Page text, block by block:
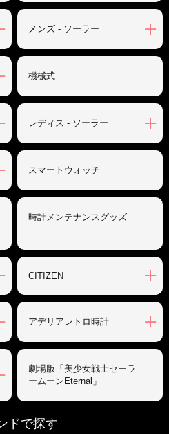
メンズ - ソーラー
機械式
レディス - ソーラー
スマートウォッチ
時計メンテナンスグッズ
CITIZEN
アデリアレトロ時計
劇場版「美少女戦士セーラ
ームーンEternal」
ドで探す